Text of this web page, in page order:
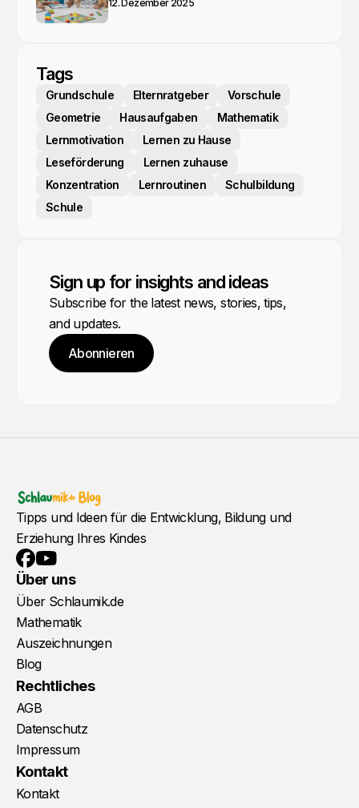
12. Dezember 2025
Tags
Grundschule Elternratgeber
Vorschule
Geometrie
Hausaufgaben
Mathematik
Lernmotivation
Lernen zu Hause
Leseförderung
Lernen zuhause
Konzentration
Lernroutinen
Schulbildung
Schule
Sign up for insights and ideas
Subscribe for the latest news, stories, tips,
and updates.
Abonnieren
Tipps und Ideen für die Entwicklung, Bildung und
Erziehung Ihres Kindes
Facebook
YouTube
Über uns
Über Schlaumik.de
Mathematik
Auszeichnungen
Blog
Rechtliches
AGB
Datenschutz
Impressum
Kontakt
Kontakt